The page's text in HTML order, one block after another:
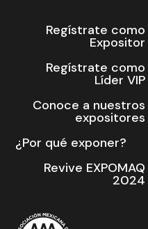
Regístrate como
Expositor
Regístrate como
Líder VIP
Conoce a nuestros
expositores
¿Por qué exponer?
Revive EXPOMAQ
2024